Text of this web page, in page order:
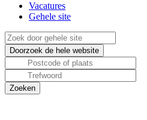
Vacatures
Gehele site